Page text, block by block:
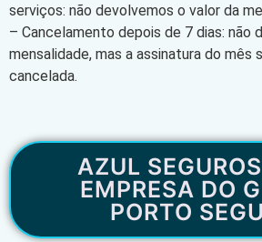
serviços: não devolvemos o valor da
– Cancelamento depois de 7 dias: não
mensalidade, mas a assinatura do mês
cancelada.
AZUL
EMPRESA DO
PORTO